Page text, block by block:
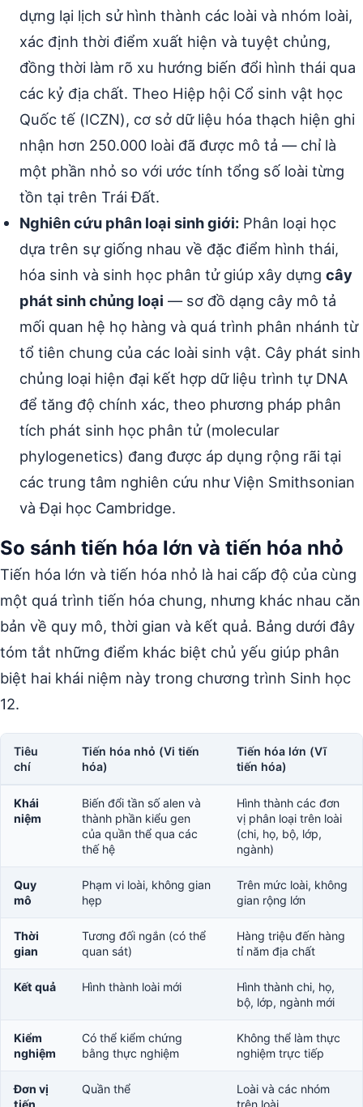
dựng lại lịch sử hình thành các loài và nhóm loài,
xác định thời điểm xuất hiện và tuyệt chủng,
đồng thời làm rõ xu hướng biến đổi hình thái qua
các kỷ địa chất. Theo Hiệp hội Cổ sinh vật học
Quốc tế (ICZN), cơ sở dữ liệu hóa thạch hiện ghi
nhận hơn 250.000 loài đã được mô tả — chỉ là
một phần nhỏ so với ước tính tổng số loài từng
tồn tại trên Trái Đất.
Nghiên cứu phân loại sinh giới: Phân loại học
dựa trên sự giống nhau về đặc điểm hình thái,
hóa sinh và sinh học phân tử giúp xây dựng cây
phát sinh chủng loại — sơ đồ dạng cây mô tả
mối quan hệ họ hàng và quá trình phân nhánh từ
tổ tiên chung của các loài sinh vật. Cây phát sinh
chủng loại hiện đại kết hợp dữ liệu trình tự DNA
để tăng độ chính xác, theo phương pháp phân
tích phát sinh học phân tử (molecular
phylogenetics) đang được áp dụng rộng rãi tại
các trung tâm nghiên cứu như Viện Smithsonian
và Đại học Cambridge.
So sánh tiến hóa lớn và tiến hóa nhỏ
Tiến hóa lớn và tiến hóa nhỏ là hai cấp độ của cùng
một quá trình tiến hóa chung, nhưng khác nhau căn
bản về quy mô, thời gian và kết quả. Bảng dưới đây
tóm tắt những điểm khác biệt chủ yếu giúp phân
biệt hai khái niệm này trong chương trình Sinh học
12.
Tiêu
chí
Tiến hóa nhỏ (Vi tiến
hóa)
Tiến hóa lớn (Vĩ
tiến hóa)
Khái
niệm
Biến đổi tần số alen và
thành phần kiểu gen
của quần thể qua các
thế hệ
Hình thành các đơn
vị phân loại trên loài
(chi, họ, bộ, lớp,
ngành)
Quy
mô
Phạm vi loài, không gian
hẹp
Trên mức loài, không
gian rộng lớn
Thời
gian
Tương đối ngắn (có thể
quan sát)
Hàng triệu đến hàng
tỉ năm địa chất
Kết quả Hình thành loài mới
Hình thành chi, họ,
bộ, lớp, ngành mới
Kiểm
nghiệm
Có thể kiểm chứng
bằng thực nghiệm
Không thể làm thực
nghiệm trực tiếp
Đơn vị
Quần thể
Loài và các nhóm